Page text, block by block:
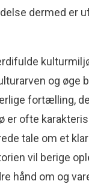
dermed er
og øge
fortælling,
ofte
tale om et
vil berige
hånd om og